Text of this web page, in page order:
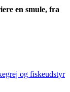
en smule, fra
og fiskeudstyr